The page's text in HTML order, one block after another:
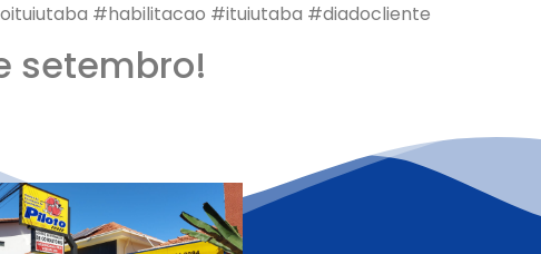
#habilitacao #ituiutaba #diadocliente
setembro!